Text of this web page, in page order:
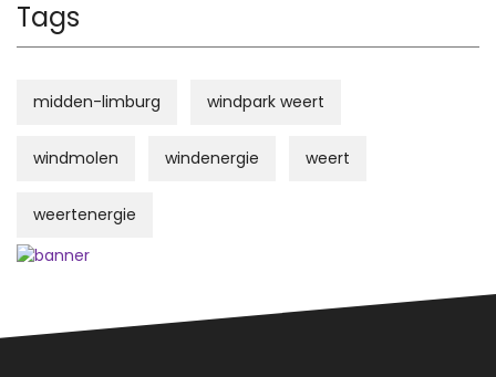
Tags
midden-limburg windpark weert
windmolen windenergie weert
weertenergie